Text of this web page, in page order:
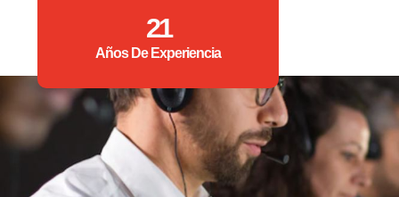
21
Años De Experiencia